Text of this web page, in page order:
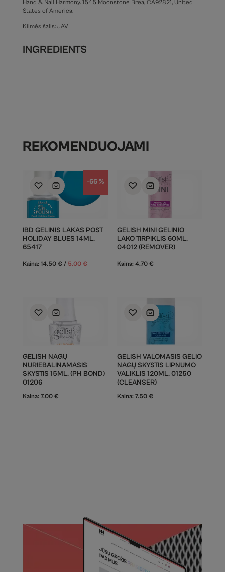
Hand & Nail Harmony. 1545 Moonstone Brea, CA92821, United
States of America.
Kilmės šalis: JAV
INGREDIENTS
REKOMENDUOJAMI
-66 %
IBD GELINIS LAKAS POST
HOLIDAY BLUES 14ML.
65417
Kaina: 14.50€ / 5.00 €
GELISH MINI GELINIO
LAKO TIRPIKLIS 60ML.
04012 (REMOVER)
Kaina: 4.70 €
GELISH NAGŲ
NURIEBALINAMASIS
SKYSTIS 15ML. (PH BOND)
01206
Kaina: 7.00 €
GELISH VALOMASIS GELIO
NAGŲ SKYSTIS LIPNUMO
VALIKLIS 120ML. 01250
(CLEANSER)
Kaina: 7.50 €